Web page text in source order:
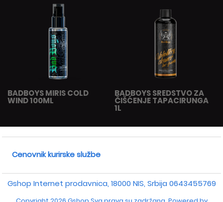
BADBOYS MIRIS COLD
WIND 100ML
BADBOYS SREDSTVO ZA
ČIŠĆENJE TAPACIRUNGA
1L
Cenovnik kurirske službe
Gshop Internet prodavnica, 18000 NIS, Srbija 0643455769